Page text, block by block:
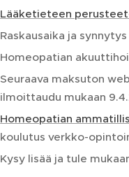
Lääketieteen
Raskausaika ja
Homeopatian
Seuraava maksuton
ilmoittaudu mukaan
Homeopatian
koulutus verkko-
Kysy lisää ja tule